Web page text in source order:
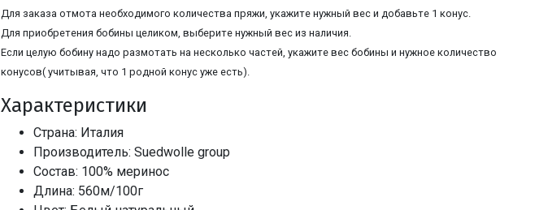
Для заказа отмота необходимого количества пряжи, укажите нужный вес и добавьте 1 конус.
Для приобретения бобины целиком, выберите нужный вес из наличия.
Если целую бобину надо размотать на несколько частей, укажите вес бобины и нужное количество
конусов( учитывая, что 1 родной конус уже есть).
Характеристики
Страна: Италия
Производитель: Suedwolle group
Состав: 100% меринос
Длина: 560м/100г